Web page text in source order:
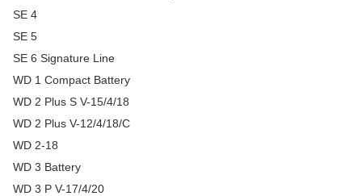
SE 4
SE 5
SE 6 Signature Line
WD 1 Compact Battery
WD 2 Plus S V-15/4/18
WD 2 Plus V-12/4/18/C
WD 2-18
WD 3 Battery
WD 3 P V-17/4/20